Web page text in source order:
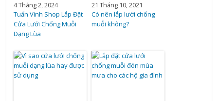
4 Tháng 2, 2024
Tuấn Vinh Shop Lắp Đặt
Cửa Lưới Chống Muỗi
Dạng Lùa
21 Tháng 10, 2021
Có nên lắp lưới chống
muỗi không?